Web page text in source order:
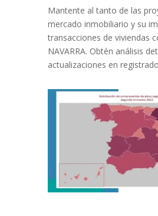
Mantente al tanto de las
mercado inmobiliario y su
transacciones de viviendas
NAVARRA. Obtén análisis
actualizaciones en